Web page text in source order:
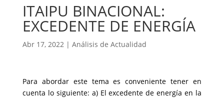
ITAIPU BINACIONAL:
EXCEDENTE DE ENERGÍA
Abr 17, 2022| Análisis de Actualidad
Para abordar este tema es conveniente tener en
cuenta lo siguiente: a) El excedente de energía en la